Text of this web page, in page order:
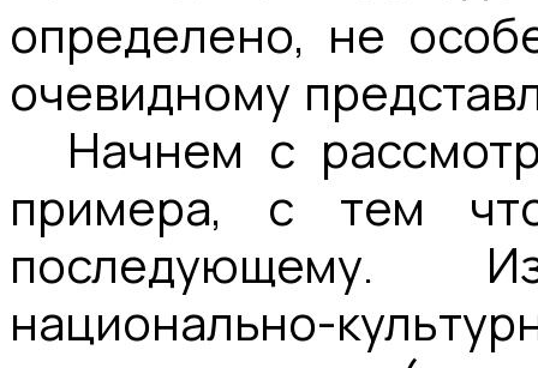
определено, не
очевидному
Начнем с
примера, с тем
последующему.
национально-